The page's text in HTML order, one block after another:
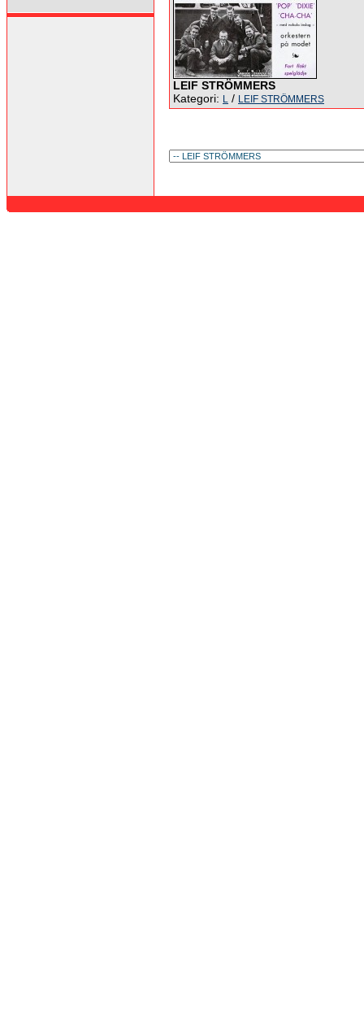
LEIF STRÖMMERS
Kategori: L / LEIF STRÖMMERS